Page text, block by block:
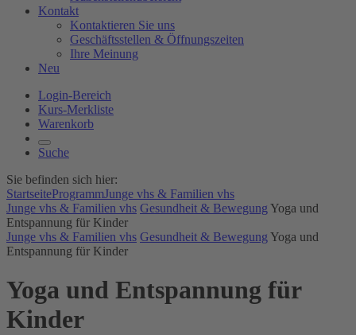
Kontakt
Kontaktieren Sie uns
Geschäftsstellen & Öffnungszeiten
Ihre Meinung
Neu
Login-Bereich
Kurs-Merkliste
Warenkorb
Suche
Sie befinden sich hier:
StartseiteProgrammJunge vhs & Familien vhs
Junge vhs & Familien vhs Gesundheit & Bewegung Yoga und
Entspannung für Kinder
Junge vhs & Familien vhs Gesundheit & Bewegung Yoga und
Entspannung für Kinder
Yoga und Entspannung für
Kinder